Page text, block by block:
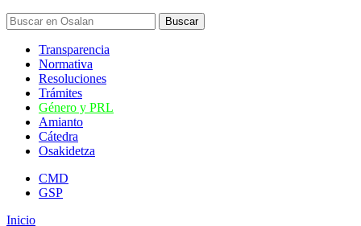
Transparencia
Normativa
Resoluciones
Trámites
Género y PRL
Amianto
Cátedra
Osakidetza
CMD
GSP
Inicio